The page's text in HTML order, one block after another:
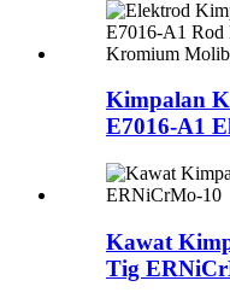
Kimpalan
E7016-A1
Kawat
Tig